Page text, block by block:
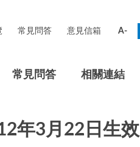
常見問答 意見信箱 A-
常見問答 相關連結
年3月22日生效